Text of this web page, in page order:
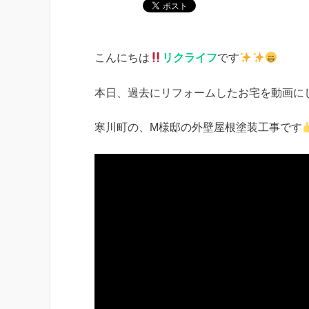
こんにちは リクライフです
本日、過去にリフォームしたお宅を動画に
寒川町の、M様邸の外壁屋根塗装工事です